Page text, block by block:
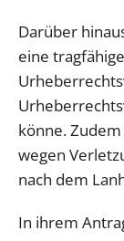
Darüber
eine
könne.
wegen
nach dem
In ihrem